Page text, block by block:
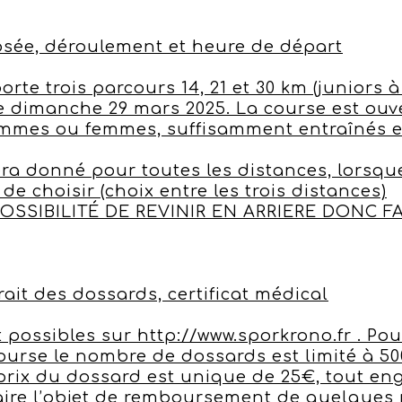
déroulement et heure de départ
trois parcours 14, 21 et 30 km (juniors
dimanche 29 mars 2025. La course est
ou femmes, suffisamment entraînés
donné pour toutes les distances,
choisir (choix entre les trois distances)
DE REVINIR EN ARRIERE DONC
des dossards, certificat médical
sur http://www.sporkrono.fr .
le nombre de dossards est limité à
du dossard est unique de 25€, tout
l’objet de remboursement de quelques